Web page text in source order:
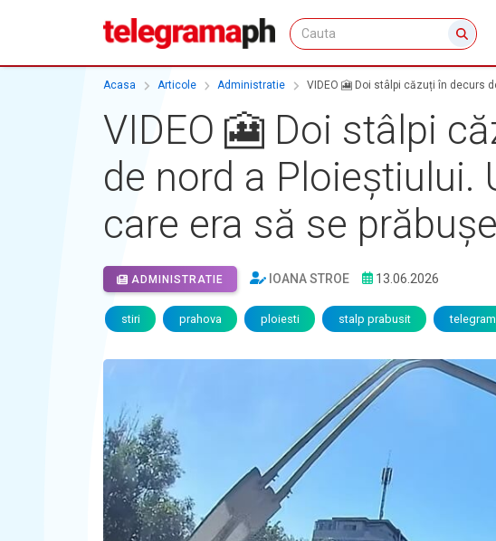
Acasa Articole Administratie VIDEO 🎦 Doi stâlpi căzuți în decurs
VIDEO 🎦 Doi stâlpi
de nord a Ploieștiului.
care era să se
ADMINISTRATIE IOANA STROE 13.06.2026
stiri prahova ploiesti stalp prabusit